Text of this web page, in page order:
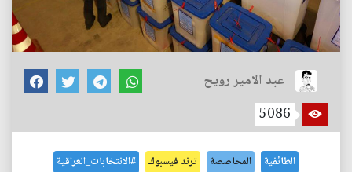
عبد الامير رويح
5086
الطائفية المحاصصة ترند فيسبوك #الانتخابات_العراقية